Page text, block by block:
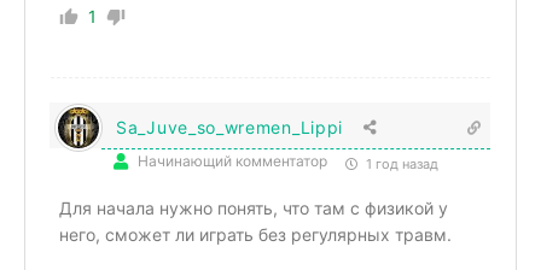
1
Sa_Juve_so_wremen_Lippi
Начинающий комментатор 1 год назад
Для начала нужно понять, что там с физикой у
него, сможет ли играть без регулярных травм.